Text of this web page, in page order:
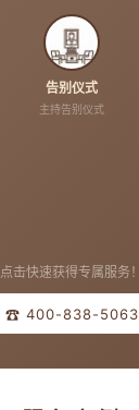
告别仪式
主持告别仪式
点击快速获得专属服务！
☎ 400-838-5063